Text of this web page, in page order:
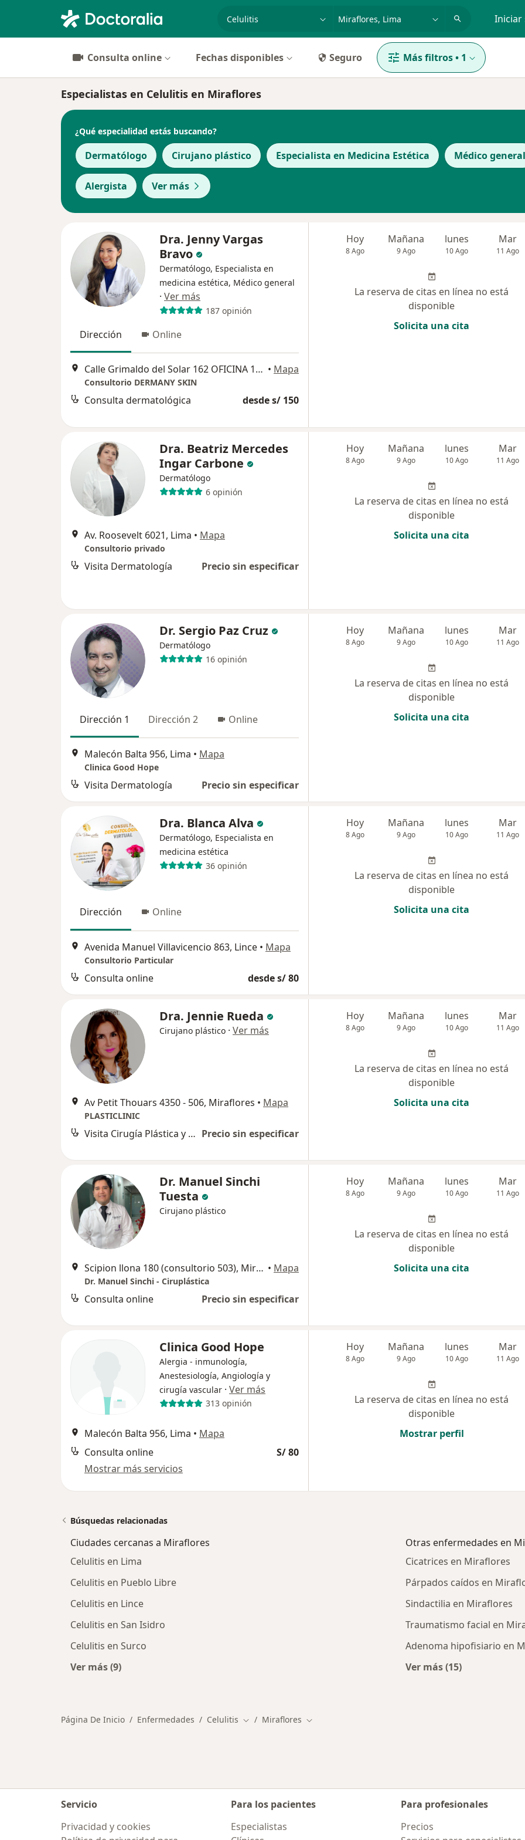
Iniciar
Consulta online Fechas disponibles Seguro Más filtros• 1
Especialistas en Celulitis en Miraflores
¿Qué especialidad estás buscando?
Dermatólogo Cirujano plástico Especialista en Medicina Estética Médico general
Alergista Ver más
Dra. Jenny Vargas
Bravo
Dermatólogo, Especialista en
medicina estética, Médico general
· Ver más
187 opinión
Dirección Online
Calle Grimaldo del Solar 162 OFICINA 1003, Miraflores • Mapa
Consultorio DERMANY SKIN
Consulta dermatológica desde s/ 150
Hoy
8 Ago
Mañana
9 Ago
lunes
10 Ago
Mar
11 Ago
La reserva de citas en línea no está
disponible
Solicita una cita
Dra. Beatriz Mercedes
Ingar Carbone
Dermatólogo
6 opinión
Av. Roosevelt 6021, Lima • Mapa
Consultorio privado
Visita Dermatología Precio sin especificar
Hoy
8 Ago
Mañana
9 Ago
lunes
10 Ago
Mar
11 Ago
La reserva de citas en línea no está
disponible
Solicita una cita
Dr. Sergio Paz Cruz
Dermatólogo
16 opinión
Dirección 1 Dirección 2 Online
Malecón Balta 956, Lima • Mapa
Clinica Good Hope
Visita Dermatología Precio sin especificar
Hoy
8 Ago
Mañana
9 Ago
lunes
10 Ago
Mar
11 Ago
La reserva de citas en línea no está
disponible
Solicita una cita
Dra. Blanca Alva
Dermatólogo, Especialista en
medicina estética
36 opinión
Dirección Online
Avenida Manuel Villavicencio 863, Lince • Mapa
Consultorio Particular
Consulta online desde s/ 80
Hoy
8 Ago
Mañana
9 Ago
lunes
10 Ago
Mar
11 Ago
La reserva de citas en línea no está
disponible
Solicita una cita
Dra. Jennie Rueda
Cirujano plástico · Ver más
Av Petit Thouars 4350 - 506, Miraflores • Mapa
PLASTICLINIC
Visita Cirugía Plástica y Reparadora Precio sin especificar
Hoy
8 Ago
Mañana
9 Ago
lunes
10 Ago
Mar
11 Ago
La reserva de citas en línea no está
disponible
Solicita una cita
Dr. Manuel Sinchi
Tuesta
Cirujano plástico
Scipion llona 180 (consultorio 503), Miraflores • Mapa
Dr. Manuel Sinchi - Ciruplástica
Consulta online Precio sin especificar
Hoy
8 Ago
Mañana
9 Ago
lunes
10 Ago
Mar
11 Ago
La reserva de citas en línea no está
disponible
Solicita una cita
Clinica Good Hope
Alergia - inmunología,
Anestesiología, Angiología y
cirugía vascular · Ver más
313 opinión
Malecón Balta 956, Lima • Mapa
Consulta online
S/ 80
Mostrar más servicios
Hoy
8 Ago
Mañana
9 Ago
lunes
10 Ago
Mar
11 Ago
La reserva de citas en línea no está
disponible
Mostrar perfil
Búsquedas relacionadas
Ciudades cercanas a Miraflores
Celulitis en Lima
Celulitis en Pueblo Libre
Celulitis en Lince
Celulitis en San Isidro
Celulitis en Surco
Ver más (9)
Otras enfermedades en
Cicatrices en Miraflores
Párpados caídos en
Sindactilia en Miraflores
Traumatismo facial en
Adenoma hipofisiario en
Ver más (15)
Página De Inicio Enfermedades Celulitis Cambiar de ciudad
Miraflores Cambiar de ciudad
Servicio
Privacidad y cookies
Para los pacientes
Especialistas
Para profesionales
Precios